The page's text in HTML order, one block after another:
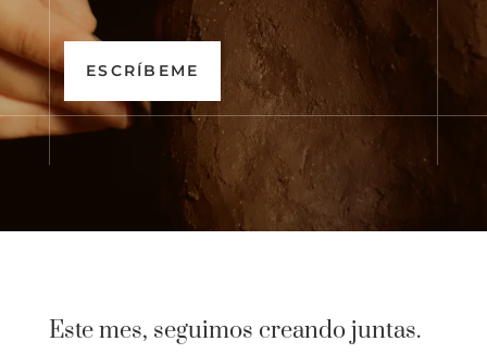
ESCRÍBEME
Este mes, seguimos creando juntas.